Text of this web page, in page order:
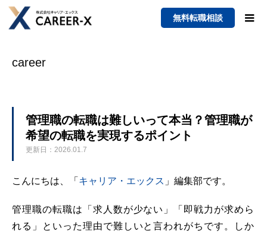
無料転職相談
career
管理職の転職は難しいって本当？管理職が
希望の転職を実現するポイント
更新日：2026.01.7
こんにちは、「 キャリア・エックス 」編集部です。
管理職の転職は「求人数が少ない」「即戦力が求めら
れる」といった理由で難しいと言われがちです。しか